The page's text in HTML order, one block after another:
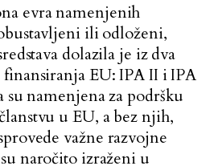
evra namenjenih
ili odloženi,
dolazila je iz dva
EU: IPA II i IPA
su namenjena za podršku
u EU, a bez njih,
važne razvojne
naročito izraženi u